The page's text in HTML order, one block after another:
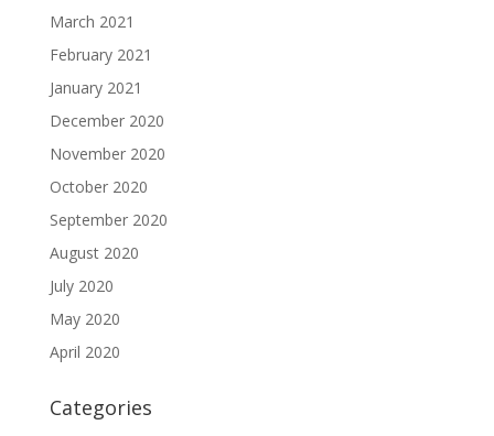
March 2021
February 2021
January 2021
December 2020
November 2020
October 2020
September 2020
August 2020
July 2020
May 2020
April 2020
Categories